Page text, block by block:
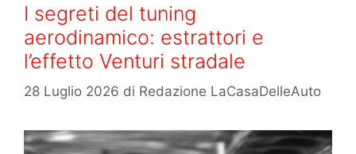
I segreti del tuning
aerodinamico: estrattori e
l’effetto Venturi stradale
28 Luglio 2026 di Redazione LaCasaDelleAuto